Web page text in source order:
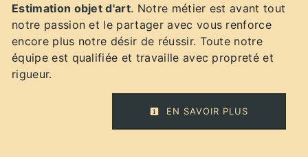
Estimation objet d'art. Notre métier est avant tout
notre passion et le partager avec vous renforce
encore plus notre désir de réussir. Toute notre
équipe est qualifiée et travaille avec propreté et
rigueur.
EN SAVOIR PLUS